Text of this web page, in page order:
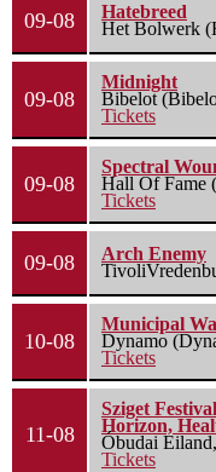
09-08
Hatebreed
Het Bolwerk
09-08
Midnight
Bibelot
Tickets
09-08
Spectral
Hall Of Fame
Tickets
09-08
Arch Enemy
10-08
Municipal
Dynamo
Tickets
11-08
Sziget
Horizon,
Óbudai
Tickets